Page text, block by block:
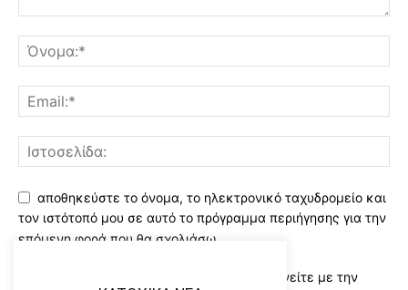
αποθηκεύστε το όνομα, το ηλεκτρονικό ταχυδρομείο και
τον ιστότοπό μου σε αυτό το πρόγραμμα περιήγησης για την
επόμενη φορά που θα σχολιάσω.
Χρησιμοποιώντας αυτό το έντυπο συμφωνείτε με την